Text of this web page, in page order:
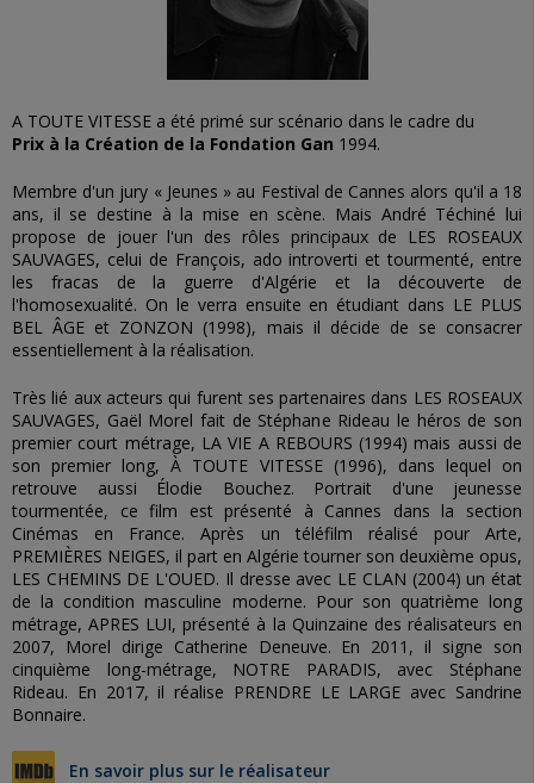
A TOUTE VITESSE a été primé sur scénario dans le cadre du
Prix à la Création de la Fondation Gan 1994.
Membre d'un jury « Jeunes » au Festival de Cannes alors qu'il a 18
ans, il se destine à la mise en scène. Mais André Téchiné lui
propose de jouer l'un des rôles principaux de LES ROSEAUX
SAUVAGES, celui de François, ado introverti et tourmenté, entre
les fracas de la guerre d'Algérie et la découverte de
l'homosexualité. On le verra ensuite en étudiant dans LE PLUS
BEL ÂGE et ZONZON (1998), mais il décide de se consacrer
essentiellement à la réalisation.
Très lié aux acteurs qui furent ses partenaires dans LES ROSEAUX
SAUVAGES, Gaël Morel fait de Stéphane Rideau le héros de son
premier court métrage, LA VIE A REBOURS (1994) mais aussi de
son premier long, À TOUTE VITESSE (1996), dans lequel on
retrouve aussi Élodie Bouchez. Portrait d'une jeunesse
tourmentée, ce film est présenté à Cannes dans la section
Cinémas en France. Après un téléfilm réalisé pour Arte,
PREMIÈRES NEIGES, il part en Algérie tourner son deuxième opus,
LES CHEMINS DE L'OUED. Il dresse avec LE CLAN (2004) un état
de la condition masculine moderne. Pour son quatrième long
métrage, APRES LUI, présenté à la Quinzaine des réalisateurs en
2007, Morel dirige Catherine Deneuve. En 2011, il signe son
cinquième long-métrage, NOTRE PARADIS, avec Stéphane
Rideau. En 2017, il réalise PRENDRE LE LARGE avec Sandrine
Bonnaire.
En savoir plus sur le réalisateur